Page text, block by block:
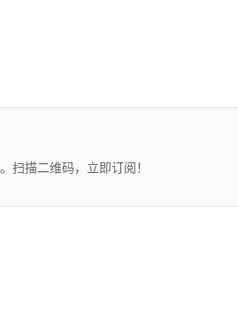
扫描二维码，立即订阅！